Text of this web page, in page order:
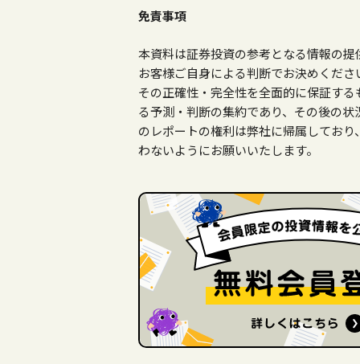
免責事項
本資料は証券投資の参考となる情報の
お客様ご自身による判断でお決めくだ
その正確性・完全性を全面的に保証す
る予測・判断の集約であり、その後の
のレポートの権利は弊社に帰属してお
わないようにお願いいたします。